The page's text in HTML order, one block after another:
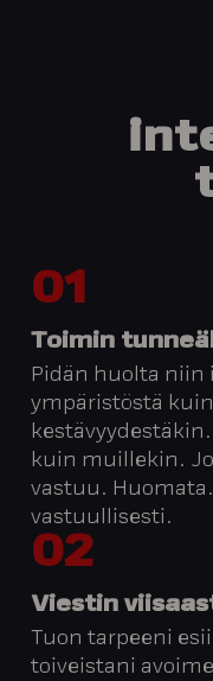
01
Toimin
Pidän huolta niin
ympäristöstä
kuin muillekin.
vastuu.
vastuullisesti.
02
Viestin
Tuon tarpeeni
toiveistani